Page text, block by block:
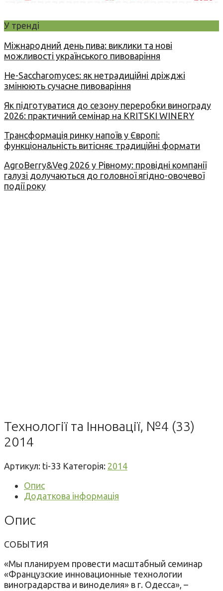
У тренді
Міжнародний день пива: виклики та нові
можливості українського пивоваріння
Не-Saccharomyces: як нетрадиційні дріжджі
змінюють сучасне пивоваріння
Як підготуватися до сезону переробки винограду
2026: практичний семінар на KRITSKI WINERY
Трансформація ринку напоїв у Європі:
функціональність витісняє традиційні формати
AgroBerry&Veg 2026 у Рівному: провідні компанії
галузі долучаються до головної ягідно-овочевої
події року
Технології та Інновації, №4 (33)
2014
Артикул: ti-33 Категорія: 2014
Опис
Додаткова інформація
Опис
СОБЫТИЯ
«Мы планируем провести масштабный семинар
«Французские инновационные технологии
виноградарства и виноделия» в г. Одесса», –